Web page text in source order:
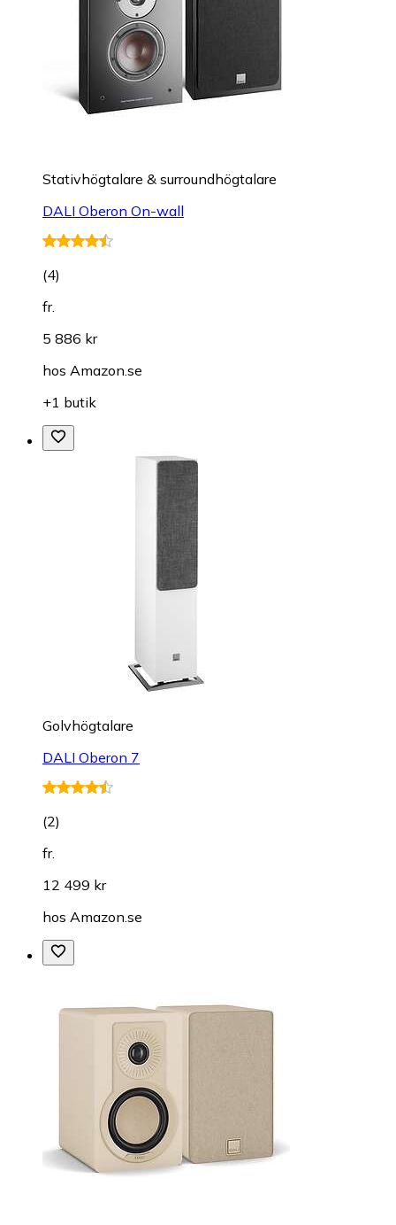
Stativhögtalare & surroundhögtalare
DALI Oberon On-wall
(4)
fr.
5 886 kr
hos Amazon.se
+1 butik
Golvhögtalare
DALI Oberon 7
(2)
fr.
12 499 kr
hos Amazon.se